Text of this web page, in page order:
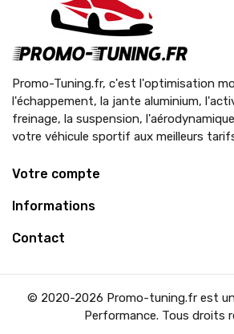
Promo-Tuning.fr, c'est l'optimisation
l'échappement, la jante aluminium,
freinage, la suspension,
votre véhicule sportif aux meilleurs
Votre compte
Informations
Contact
© 2020-2026 Promo-tuning.fr est un
Performance. Tous droits